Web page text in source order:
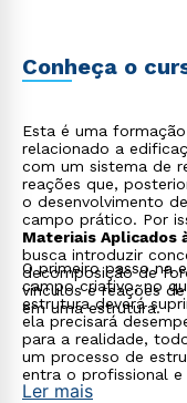
edifícios precisam
estruturação, e é
Conheça o
Esta é uma
relacionado a
com um sistema de
reações que,
o desenvolvimento
campo prático. Por
Materiais Aplicados
busca introduzir
decomposição de
vínculos e reações
em uma estrutura.
O primeiro passo na
campo criativo, no
estrutura deverá
ela precisará
para a realidade,
um processo de
entra o profissional
Ler mais